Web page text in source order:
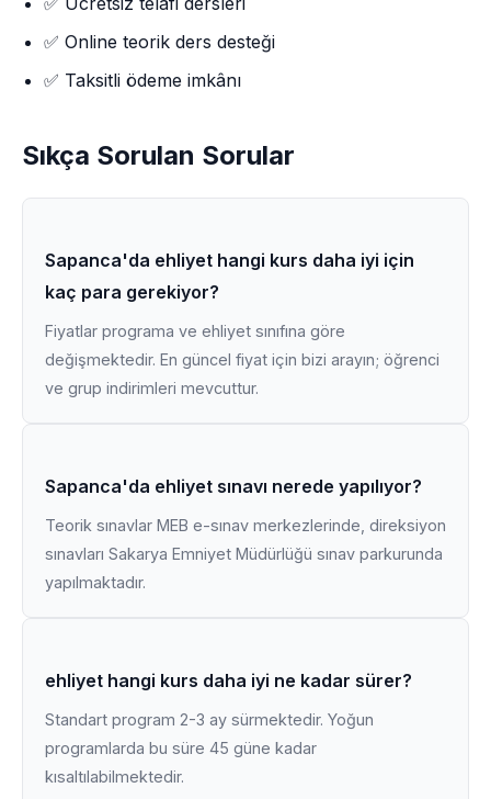
✅ Online teorik ders desteği
✅ Taksitli ödeme imkânı
Sıkça Sorulan Sorular
Sapanca'da ehliyet hangi kurs daha iyi için
kaç para gerekiyor?
Fiyatlar programa ve ehliyet sınıfına göre
değişmektedir. En güncel fiyat için bizi arayın; öğrenci
ve grup indirimleri mevcuttur.
Sapanca'da ehliyet sınavı nerede yapılıyor?
Teorik sınavlar MEB e-sınav merkezlerinde, direksiyon
sınavları Sakarya Emniyet Müdürlüğü sınav parkurunda
yapılmaktadır.
ehliyet hangi kurs daha iyi ne kadar sürer?
Standart program 2-3 ay sürmektedir. Yoğun
programlarda bu süre 45 güne kadar
kısaltılabilmektedir.